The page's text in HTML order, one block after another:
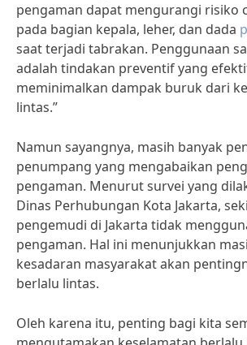
pengaman dapat mengurangi risiko
pada bagian kepala, leher, dan dada
saat terjadi tabrakan. Penggunaan
adalah tindakan preventif yang
meminimalkan dampak buruk dari
lintas.”
Namun sayangnya, masih banyak
penumpang yang mengabaikan
pengaman. Menurut survei yang
Dinas Perhubungan Kota Jakarta,
pengemudi di Jakarta tidak
pengaman. Hal ini menunjukkan
kesadaran masyarakat akan
berlalu lintas.
Oleh karena itu, penting bagi kita